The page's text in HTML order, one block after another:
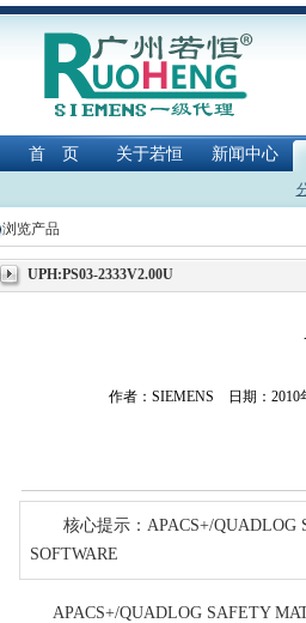
首 页 关于若恒 新闻中心
浏览产品
UPH:PS03-2333V2.00U
作者：SIEMENS 日期：
核心提示：APACS+/QUADLOG
SOFTWARE
APACS+/QUADLOG SAFETY